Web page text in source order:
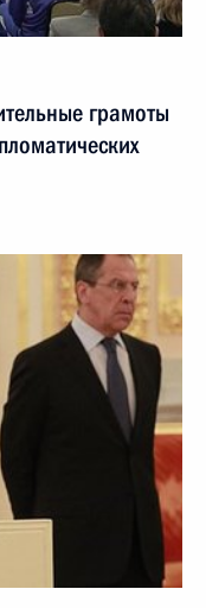
грамоты